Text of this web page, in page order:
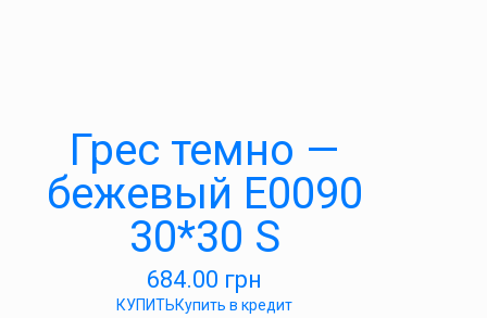
Грес темно —
бежевый E0090
30*30 S
684.00 грн
КУПИТЬКупить в кредит